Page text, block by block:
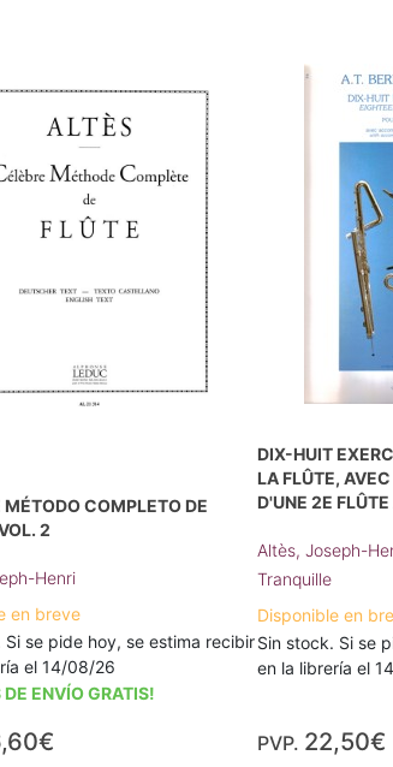
MÉTODO COMPLETO DE
2
Henri
en breve
Si se pide hoy, se estima recibir
el 14/08/26
DE ENVÍO GRATIS!
DIX-HUIT
LA FLÛTE,
D'UNE 2E
Altès, Joseph-
Tranquille
Disponible en
Sin stock. Si se
en la librería el
PVP. 22,50€